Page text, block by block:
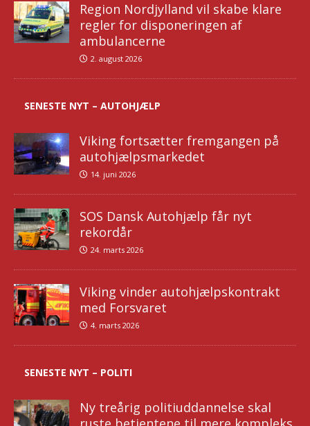
Region Nordjylland vil skabe klare
regler for disponeringen af
ambulancerne
2. august 2026
SENESTE NYT – AUTOHJÆLP
Viking fortsætter fremgangen på
autohjælpsmarkedet
14. juni 2026
SOS Dansk Autohjælp får nyt
rekordår
24. marts 2026
Viking vinder autohjælpskontrakt
med Forsvaret
4. marts 2026
SENESTE NYT – POLITI
Ny treårig politiuddannelse skal